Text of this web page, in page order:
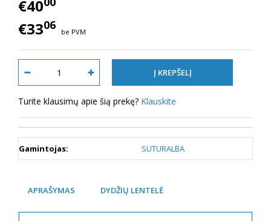
€40
€3306 be PVM
Turite klausimų apie šią prekę? Klauskite
Gamintojas: SUTURALBA
APRAŠYMAS DYDŽIŲ LENTELĖ